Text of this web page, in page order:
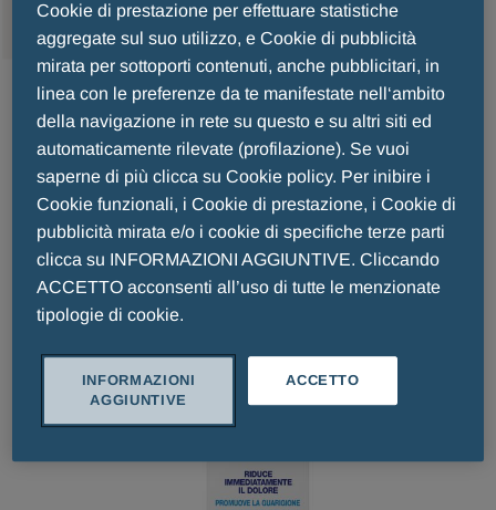
AFTAMED GEL
Cookie di prestazione per effettuare statistiche
aggregate sul suo utilizzo, e Cookie di pubblicità
mirata per sottoporti contenuti, anche pubblicitari, in
linea con le preferenze da te manifestate nell‘ambito
della navigazione in rete su questo e su altri siti ed
automaticamente rilevate (profilazione). Se vuoi
saperne di più clicca su Cookie policy. Per inibire i
Cookie funzionali, i Cookie di prestazione, i Cookie di
pubblicità mirata e/o i cookie di specifiche terze parti
clicca su INFORMAZIONI AGGIUNTIVE. Cliccando
ACCETTO acconsenti all’uso di tutte le menzionate
tipologie di cookie.
ACCETTO
INFORMAZIONI
AGGIUNTIVE